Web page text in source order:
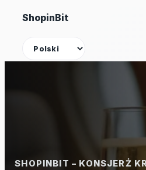
PrzejdźShopinBit
SHOPINBIT – KONSJERŻ